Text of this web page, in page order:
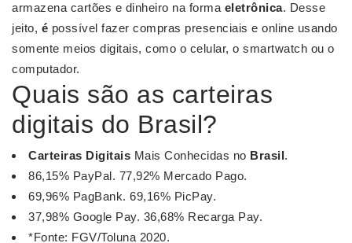
armazena cartões e dinheiro na forma eletrônica. Desse
jeito, é possível fazer compras presenciais e online usando
somente meios digitais, como o celular, o smartwatch ou o
computador.
Quais são as carteiras
digitais do Brasil?
Carteiras Digitais Mais Conhecidas no Brasil.
86,15% PayPal. 77,92% Mercado Pago.
69,96% PagBank. 69,16% PicPay.
37,98% Google Pay. 36,68% Recarga Pay.
*Fonte: FGV/Toluna 2020.